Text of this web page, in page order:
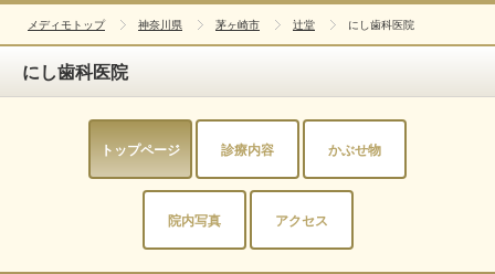
メディモトップ 神奈川県 茅ヶ崎市 辻堂 にし歯科医院
にし歯科医院
トップページ 診療内容 かぶせ物
院内写真 アクセス